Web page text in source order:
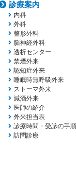
診療案内
内科
外科
整形外科
脳神経外科
透析センター
禁煙外来
認知症外来
睡眠時無呼吸外来
ストーマ外来
減酒外来
医師の紹介
外来担当表
診療時間・受診の手順
訪問診療